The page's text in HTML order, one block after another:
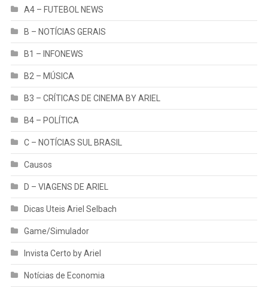
A4 – FUTEBOL NEWS
B – NOTÍCIAS GERAIS
B1 – INFONEWS
B2 – MÚSICA
B3 – CRÍTICAS DE CINEMA BY ARIEL
B4 – POLÍTICA
C – NOTÍCIAS SUL BRASIL
Causos
D – VIAGENS DE ARIEL
Dicas Uteis Ariel Selbach
Game/Simulador
Invista Certo by Ariel
Notícias de Economia